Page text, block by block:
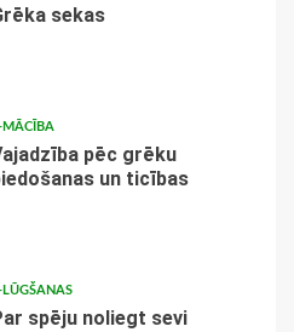
sekas
MĀCĪBA
pēc grēku
un ticības
LŪGŠANAS
spēju noliegt sevi